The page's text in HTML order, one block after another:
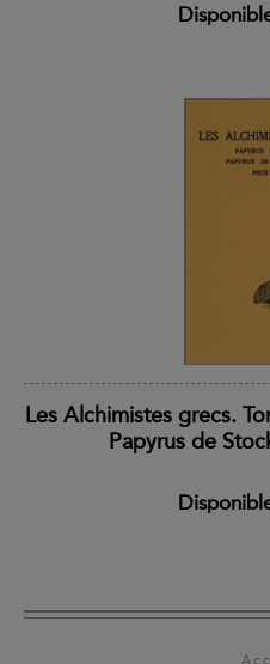
Les Alchimistes grecs.
Papyrus de